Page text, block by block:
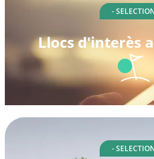
-
Llocs d'interès
-